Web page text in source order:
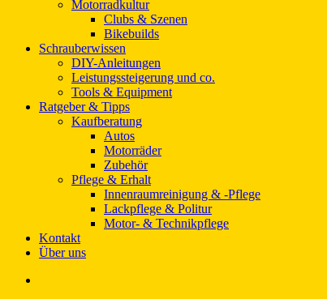
Motorradkultur
Clubs & Szenen
Bikebuilds
Schrauberwissen
DIY-Anleitungen
Leistungssteigerung und co.
Tools & Equipment
Ratgeber & Tipps
Kaufberatung
Autos
Motorräder
Zubehör
Pflege & Erhalt
Innenraumreinigung & -Pflege
Lackpflege & Politur
Motor- & Technikpflege
Kontakt
Über uns